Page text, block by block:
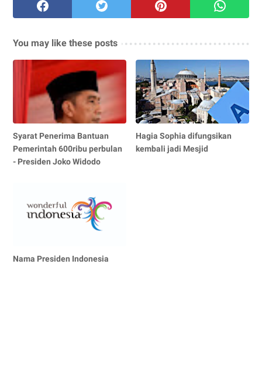
You may like these posts
Syarat Penerima Bantuan
Pemerintah 600ribu perbulan
- Presiden Joko Widodo
Hagia Sophia difungsikan
kembali jadi Mesjid
Nama Presiden Indonesia